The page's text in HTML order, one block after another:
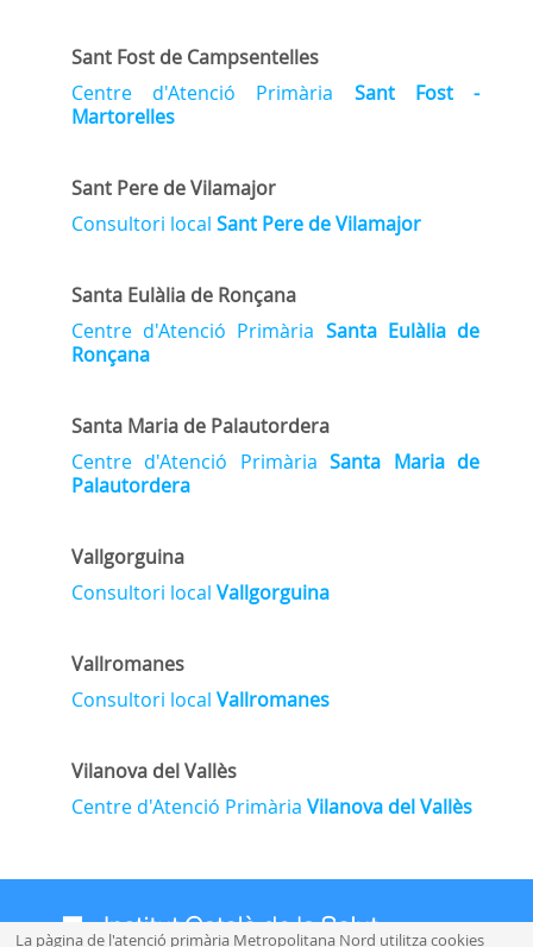
Sant Fost de Campsentelles
Centre d'Atenció Primària Sant Fost -
Martorelles
Sant Pere de Vilamajor
Consultori local Sant Pere de Vilamajor
Santa Eulàlia de Ronçana
Centre d'Atenció Primària Santa Eulàlia de
Ronçana
Santa Maria de Palautordera
Centre d'Atenció PrimàriaSanta Maria de
Palautordera
Vallgorguina
Consultori local Vallgorguina
Vallromanes
Consultori local Vallromanes
Vilanova del Vallès
Centre d'Atenció Primària Vilanova del Vallès
La pàgina de l'atenció primària Metropolitana Nord utilitza cookies